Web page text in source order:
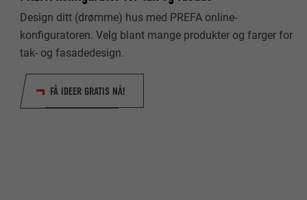
Design ditt (drømme) hus med PREFA online-
konfiguratoren. Velg blant mange produkter og farger for
tak- og fasadedesign.
FÅ IDEER GRATIS NÅ!
FORMÅL